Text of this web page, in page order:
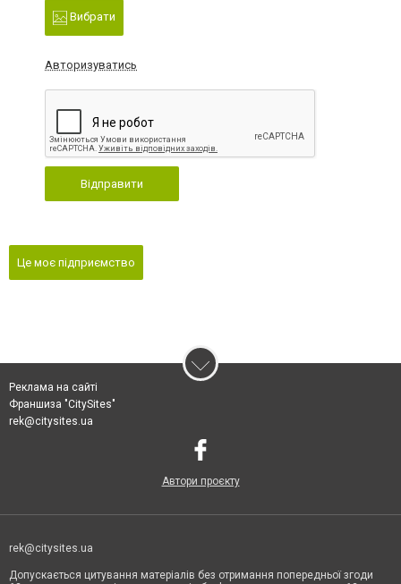
Вибрати
Авторизуватись
Відправити
Це моє підприємство
Реклама на сайті
Франшиза "CitySites"
rek@citysites.ua
Автори проєкту
rek@citysites.ua
Допускається цитування матеріалів без отримання попередньої згоди